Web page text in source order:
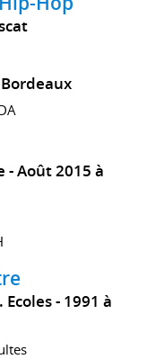
Bordeaux
Août 2015 à
1991 à